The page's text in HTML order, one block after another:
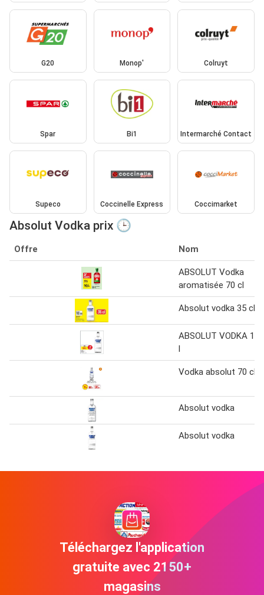
G20 Monop' Colruyt
Spar Bi1 Intermarché Contact
Supeco Coccinelle Express Coccimarket
Absolut Vodka prix 🕒
Offre Nom
ABSOLUT Vodka
aromatisée 70 cl
Absolut vodka 35 cl
ABSOLUT VODKA 1
l
Vodka absolut 70 cl
Absolut vodka
Absolut vodka
Téléchargez l'application
gratuite avec 2150+
magasins